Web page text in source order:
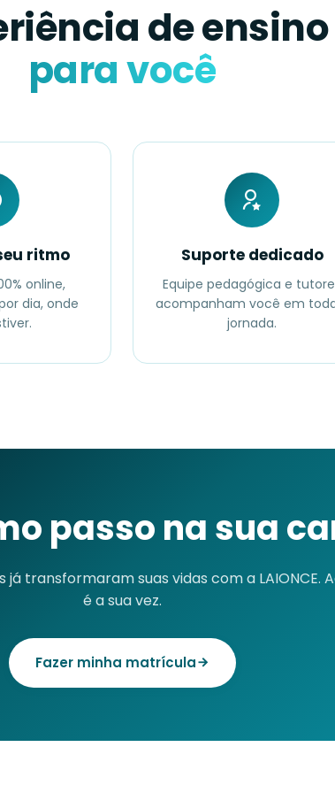
de ensino
para você
ritmo
online,
dia, onde
Suporte dedicado
Equipe pedagógica e
acompanham você em
jornada.
passo na sua
já transformaram suas vidas com a LAIONCE.
é a sua vez.
Fazer minha matrícula